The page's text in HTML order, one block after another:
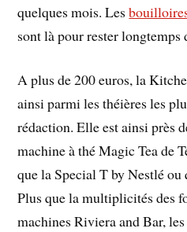
quelques mois. Les
sont là pour rester longtemps
A plus de 200 euros, la
ainsi parmi les théières les
rédaction. Elle est ainsi près
machine à thé Magic Tea de
que la Special T by Nestlé ou
Plus que la multiplicités des
machines Riviera and Bar,